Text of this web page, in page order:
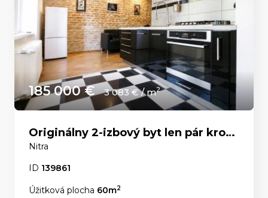
185 000 € 3 083 € / m2
Originálny 2-izbový byt len pár krokov od Nitrianskeho hradu
Nitra
ID 139861
Úžitková plocha 60m2